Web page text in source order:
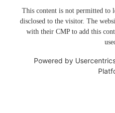
This content is not permitted to
disclosed to the visitor. The
with their CMP to add this
Powered by